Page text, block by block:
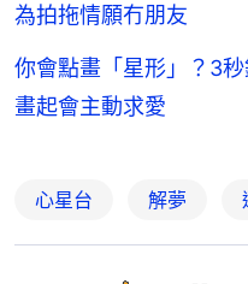
為拍拖情願冇朋友
你會點畫「星形」？3
畫起會主動求愛
心星台 解夢